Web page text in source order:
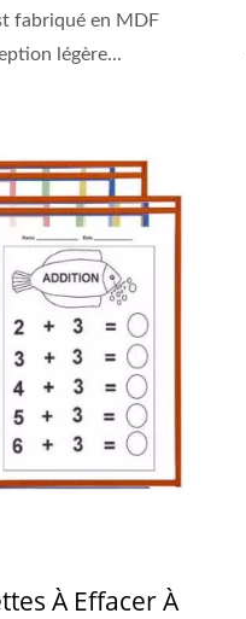
fabriqué en MDF
légère...
À Effacer À